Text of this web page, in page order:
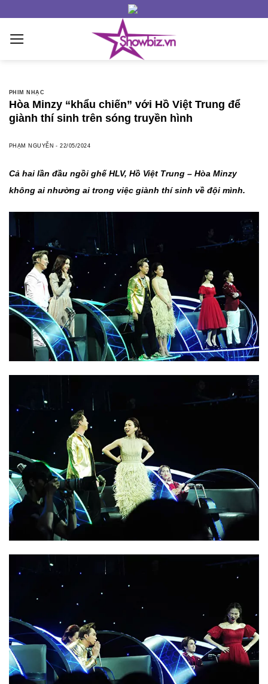
content
PHIM NHẠC
Hòa Minzy “khẩu chiến” với Hồ Việt Trung để
giành thí sinh trên sóng truyền hình
PHẠM NGUYỄN -22/05/2024
Cả hai lần đầu ngồi ghế HLV, Hồ Việt Trung – Hòa Minzy
không ai nhường ai trong việc giành thí sinh về đội mình.